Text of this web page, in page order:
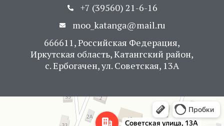
+7 (39560) 21-6-16
moo_katanga@mail.ru
666611, Российская Федерация,
Иркутская область, Катангский район,
с. Ербогачен, ул. Советская, 13А
Советская улица, 13А — Яндекс Карты